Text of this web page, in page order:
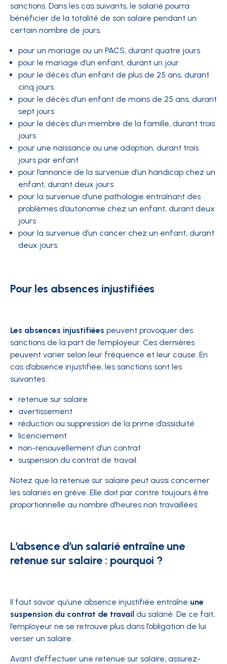
sanctions. Dans les cas suivants, le salarié pourra
bénéficier de la totalité de son salaire pendant un
certain nombre de jours.
pour un mariage ou un PACS, durant quatre jours
pour le mariage d’un enfant, durant un jour
pour le décès d’un enfant de plus de 25 ans, durant
cinq jours
pour le décès d’un enfant de moins de 25 ans, durant
sept jours
pour le décès d’un membre de la famille, durant trois
jours
pour une naissance ou une adoption, durant trois
jours par enfant
pour l’annonce de la survenue d’un handicap chez un
enfant, durant deux jours
pour la survenue d’une pathologie entraînant des
problèmes d’autonomie chez un enfant, durant deux
jours
pour la survenue d’un cancer chez un enfant, durant
deux jours.
Pour les absences injustifiées
Les absences injustifiées peuvent provoquer des
sanctions de la part de l’employeur. Ces dernières
peuvent varier selon leur fréquence et leur cause. En
cas d’absence injustifiée, les sanctions sont les
suivantes :
retenue sur salaire
avertissement
réduction ou suppression de la prime d’assiduité
licenciement
non-renouvellement d’un contrat
suspension du contrat de travail.
Notez que la retenue sur salaire peut aussi concerner
les salariés en grève. Elle doit par contre toujours être
proportionnelle au nombre d’heures non travaillées.
L’absence d’un salarié entraîne une
retenue sur salaire : pourquoi ?
Il faut savoir qu’une absence injustifiée entraîne une
suspension du contrat de travail du salarié. De ce fait,
l’employeur ne se retrouve plus dans l’obligation de lui
verser un salaire.
Avant d’effectuer une retenue sur salaire, assurez-